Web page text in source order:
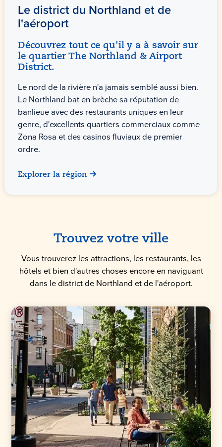
Le district du Northland et de
l'aéroport
Découvrez tout ce qu'il y a à savoir sur
le quartier The Northland & Airport
District.
Le nord de la rivière n'a jamais semblé aussi bien.
Le Northland bat en brèche sa réputation de
banlieue avec des restaurants uniques en leur
genre, d'excellents quartiers commerciaux comme
Zona Rosa et des casinos fluviaux de premier
ordre.
Explorer la région
Trouvez votre ville
Vous trouverez les attractions, les restaurants, les
hôtels et bien d'autres choses encore en naviguant
dans le district de Northland et de l'aéroport.